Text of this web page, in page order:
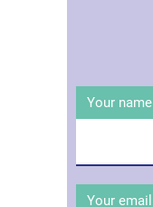
Your name
Your email